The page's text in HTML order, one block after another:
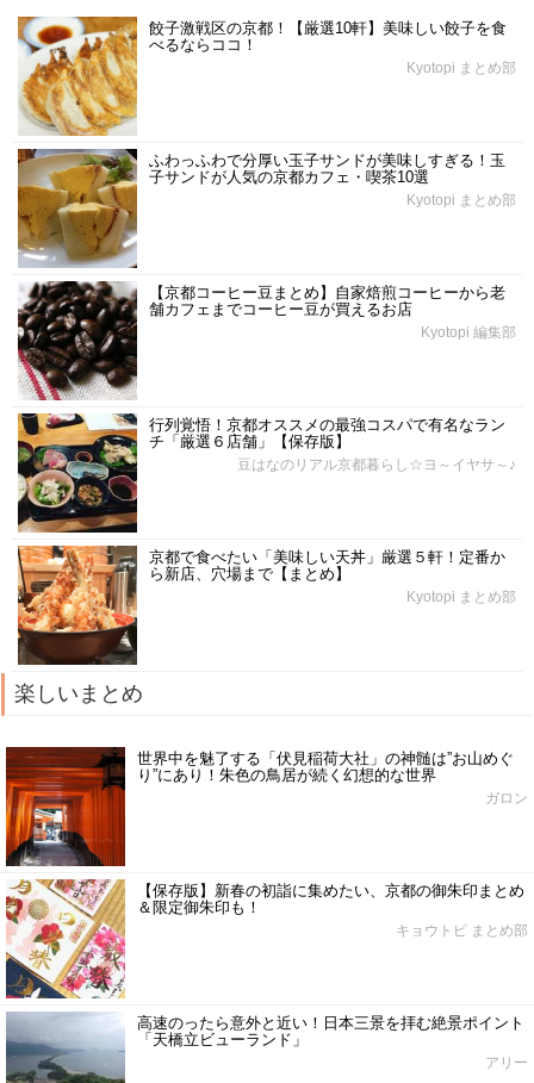
餃子激戦区の京都！【厳選10軒】美味しい餃子を食
べるならココ！
Kyotopi まとめ部
ふわっふわで分厚い玉子サンドが美味しすぎる！玉
子サンドが人気の京都カフェ・喫茶10選
Kyotopi まとめ部
【京都コーヒー豆まとめ】自家焙煎コーヒーから老
舗カフェまでコーヒー豆が買えるお店
Kyotopi 編集部
行列覚悟！京都オススメの最強コスパで有名なラン
チ「厳選６店舗」【保存版】
豆はなのリアル京都暮らし☆ヨ～イヤサ～♪
京都で食べたい「美味しい天丼」厳選５軒！定番か
ら新店、穴場まで【まとめ】
Kyotopi まとめ部
楽しいまとめ
世界中を魅了する「伏見稲荷大社」の神髄は”お山めぐ
り”にあり！朱色の鳥居が続く幻想的な世界
ガロン
【保存版】新春の初詣に集めたい、京都の御朱印まとめ
＆限定御朱印も！
キョウトピ まとめ部
高速のったら意外と近い！日本三景を拝む絶景ポイント
「天橋立ビューランド」
アリー